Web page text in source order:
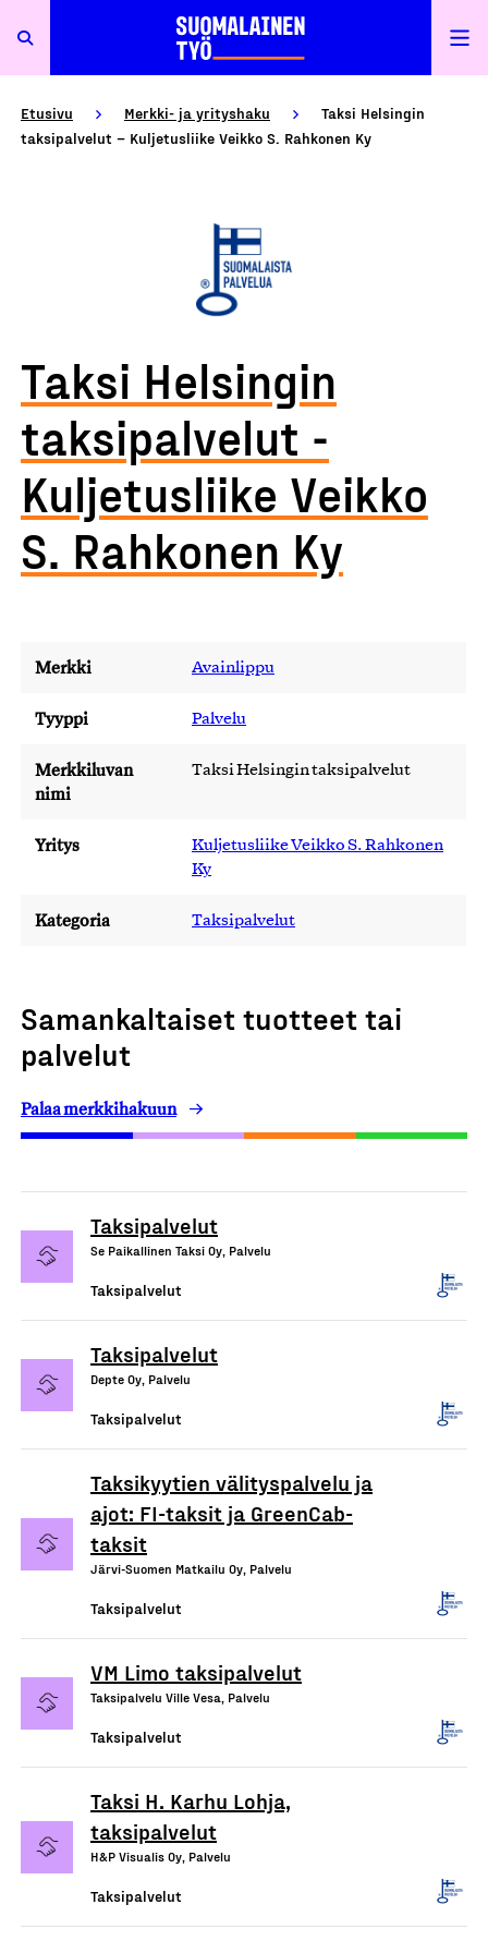
Etusivu Merkki- ja yrityshaku
Taksi Helsingin
taksipalvelut – Kuljetusliike Veikko S. Rahkonen Ky
Taksi Helsingin
taksipalvelut -
Kuljetusliike Veikko
S. Rahkonen Ky
Merkki Avainlippu
Tyyppi Palvelu
Merkkiluvan
nimi
Taksi Helsingin taksipalvelut
Yritys
Kuljetusliike Veikko S. Rahkonen
Ky
Kategoria Taksipalvelut
Samankaltaiset tuotteet tai
palvelut
Palaa merkkihakuun
Taksipalvelut
Se Paikallinen Taksi Oy, Palvelu
Taksipalvelut
Taksipalvelut
Depte Oy, Palvelu
Taksipalvelut
Taksikyytien välityspalvelu ja
ajot: FI-taksit ja GreenCab-
taksit
Järvi-Suomen Matkailu Oy, Palvelu
Taksipalvelut
VM Limo taksipalvelut
Taksipalvelu Ville Vesa, Palvelu
Taksipalvelut
Taksi H. Karhu Lohja,
taksipalvelut
H&P Visualis Oy, Palvelu
Taksipalvelut